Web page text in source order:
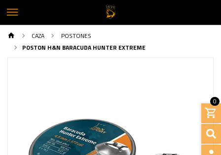
0
CAZA
POSTONES
POSTON H&N BARACUDA HUNTER EXTREME